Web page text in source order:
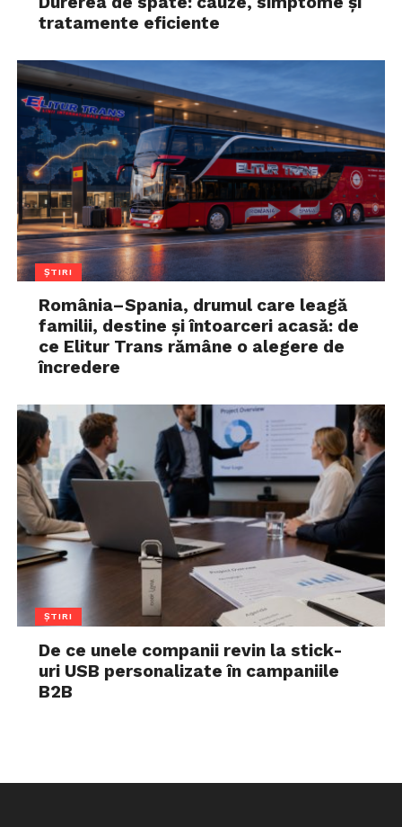
tratamente eficiente
ȘTIRI
România–Spania, drumul care leagă
familii, destine și întoarceri acasă: de
ce Elitur Trans rămâne o alegere de
încredere
ȘTIRI
De ce unele companii revin la stick-
uri USB personalizate în campaniile
B2B